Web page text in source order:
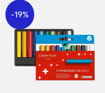
19%